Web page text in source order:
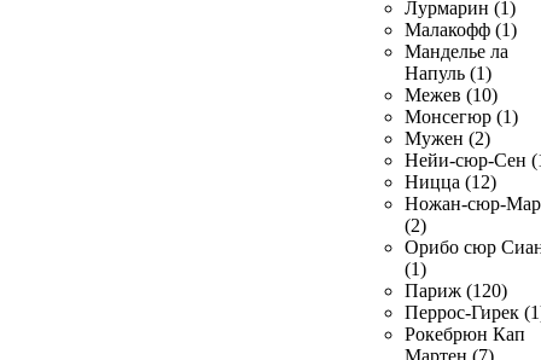
Лурмарин (1)
Малакофф (1)
Манделье ла
Напуль (1)
Межев (10)
Монсегюр (1)
Мужен (2)
Нейи-сюр-Сен
Ницца (12)
Ножан-сюр-
(2)
Орибо сюр
(1)
Париж (120)
Перрос-Гирек
Рокебрюн Кап
Мартен (7)